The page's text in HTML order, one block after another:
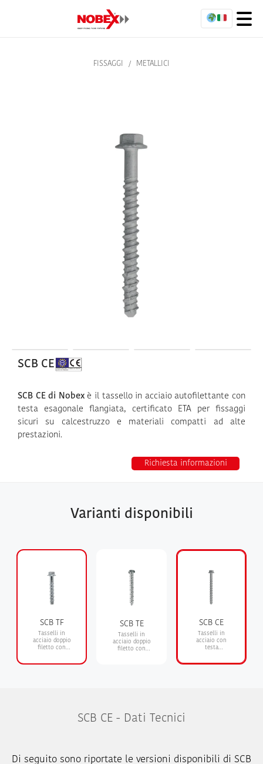
FISSAGGI / METALLICI
SCB CE
SCB CE di Nobexè il tassello in acciaio autofilettante con
testa esagonale flangiata, certificato ETA per fissaggi
sicuri su calcestruzzo e materiali compatti ad alte
prestazioni.
Richiesta informazioni
Varianti disponibili
SCB TF
Tasselli in
acciaio doppio
filetto con
SCB TE
Tasselli in
acciaio doppio
filetto con
SCB CE
Tasselli in
acciaio con
testa
flangiata
SCB CE - Dati Tecnici
Di seguito sono riportate le versioni disponibili di SCB